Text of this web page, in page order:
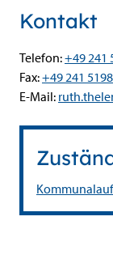
Kontakt
Telefon:+49 241
Fax:+49 241
E-Mail: